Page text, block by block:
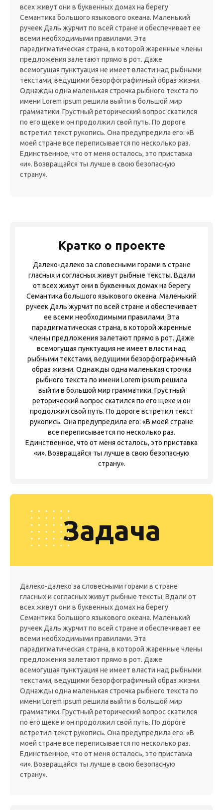
всех живут они в буквенных домах на берегу
Семантика большого языкового океана. Маленький
ручеек Даль журчит по всей стране и обеспечивает ее
всеми необходимыми правилами. Эта
парадигматическая страна, в которой жаренные члены
предложения залетают прямо в рот. Даже
всемогущая пунктуация не имеет власти над рыбными
текстами, ведущими безорфографичный образ жизни.
Однажды одна маленькая строчка рыбного текста по
имени Lorem ipsum решила выйти в большой мир
грамматики. Грустный реторический вопрос скатился
по его щеке и он продолжил свой путь. По дороге
встретил текст рукопись. Она предупредила его: «В
моей стране все переписывается по несколько раз.
Единственное, что от меня осталось, это приставка
«и». Возвращайся ты лучше в свою безопасную
страну».
Кратко о проекте
Далеко-далеко за словесными горами в стране
гласных и согласных живут рыбные тексты. Вдали
от всех живут они в буквенных домах на берегу
Семантика большого языкового океана. Маленький
ручеек Даль журчит по всей стране и обеспечивает
ее всеми необходимыми правилами. Эта
парадигматическая страна, в которой жаренные
члены предложения залетают прямо в рот. Даже
всемогущая пунктуация не имеет власти над
рыбными текстами, ведущими безорфографичный
образ жизни. Однажды одна маленькая строчка
рыбного текста по имени Lorem ipsum решила
выйти в большой мир грамматики. Грустный
реторический вопрос скатился по его щеке и он
продолжил свой путь. По дороге встретил текст
рукопись. Она предупредила его: «В моей стране
все переписывается по несколько раз.
Единственное, что от меня осталось, это приставка
«и». Возвращайся ты лучше в свою безопасную
страну».
Задача
Далеко-далеко за словесными горами в стране
гласных и согласных живут рыбные тексты. Вдали от
всех живут они в буквенных домах на берегу
Семантика большого языкового океана. Маленький
ручеек Даль журчит по всей стране и обеспечивает ее
всеми необходимыми правилами. Эта
парадигматическая страна, в которой жаренные члены
предложения залетают прямо в рот. Даже
всемогущая пунктуация не имеет власти над рыбными
текстами, ведущими безорфографичный образ жизни.
Однажды одна маленькая строчка рыбного текста по
имени Lorem ipsum решила выйти в большой мир
грамматики. Грустный реторический вопрос скатился
по его щеке и он продолжил свой путь. По дороге
встретил текст рукопись. Она предупредила его: «В
моей стране все переписывается по несколько раз.
Единственное, что от меня осталось, это приставка
«и». Возвращайся ты лучше в свою безопасную